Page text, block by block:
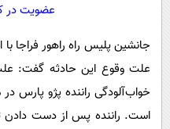
عضویت در
جانشین پلیس راه راهور فراجا
علت وقوع این حادثه گفت:
خواب‌آلودگی راننده پژو پارس
است. راننده پس از دست دادن